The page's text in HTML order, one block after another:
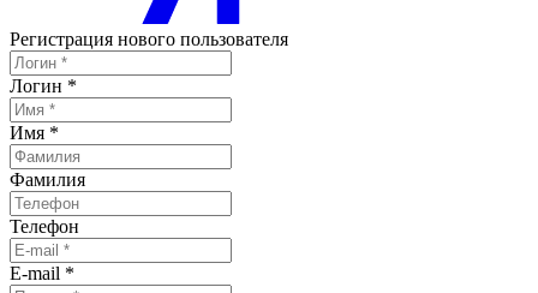
Регистрация нового пользователя
Логин *
Имя *
Фамилия
Телефон
E-mail *